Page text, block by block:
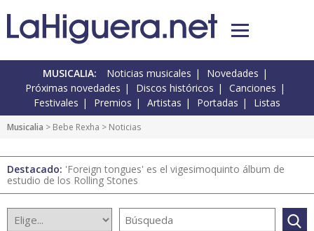
MUSICALIA: Noticias musicales
Novedades
Próximas novedades
Discos históricos
Canciones
Festivales
Premios Artistas Portadas Listas
Musicalia > Bebe Rexha > Noticias
Destacado: 'Foreign tongues' es el vigesimoquinto álbum de
estudio de los Rolling Stones